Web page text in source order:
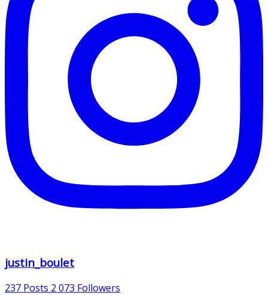
justin_boulet
237 Posts 2 073 Followers